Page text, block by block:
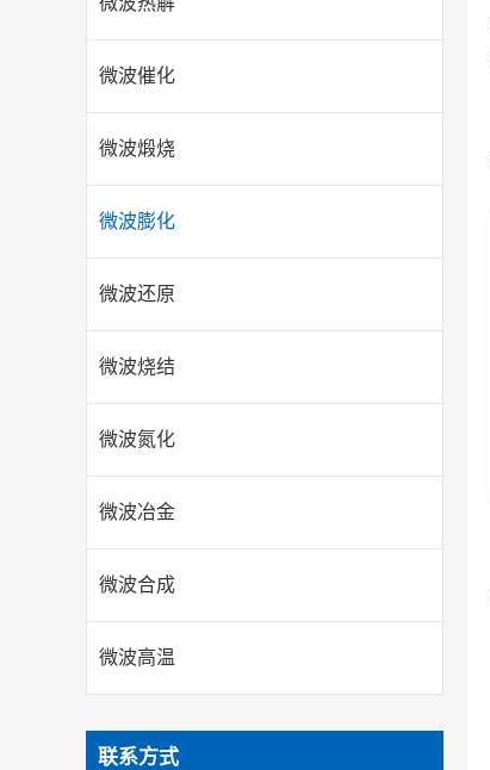
微波催化
微波煅烧
微波膨化
微波还原
微波烧结
微波氮化
微波冶金
微波合成
微波高温
联系方式